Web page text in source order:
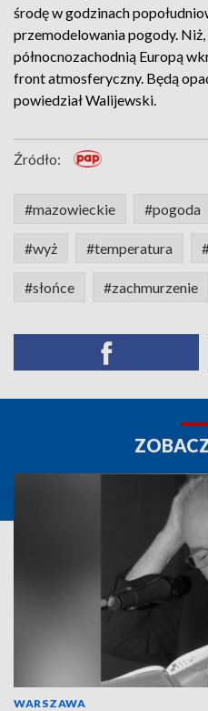
środę w godzinach
przemodelowania pogody.
północnozachodnią Europą
front atmosferyczny. Będą
powiedział Walijewski.
Źródło:
#mazowieckie #pogoda
#wyż #temperatura
#słońce #zachmurzenie
WARSZAWA